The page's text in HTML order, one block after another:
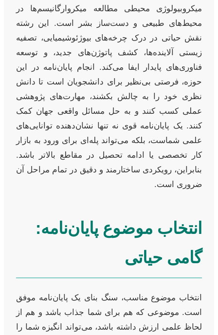
میکروبیولوژی محیطی مطالعه میکروارگانیسم‌ها در
محیط‌های طبیعی و دست‌ساز بشر است. این رشته
نقش حیاتی در درک چرخه‌های بیوژئوشیمیایی، تصفیه
زیستی آلاینده‌ها، کشف پاتوژن‌های جدید، و توسعه
فناوری‌های پایدار ایفا می‌کند. انجام پایان‌نامه در این
حوزه، فرصتی بی‌نظیر برای دانشجویان است تا دانش
نظری خود را به چالش بکشند، مهارت‌های پژوهشی
عملی کسب کنند و به حل مسائل واقعی جهان کمک
کنند. یک پایان‌نامه قوی نه تنها نشان‌دهنده توانایی‌های
علمی شماست، بلکه می‌تواند پله‌ای برای ورود به بازار
کار تخصصی یا ادامه تحصیل در مقاطع بالاتر باشد.
بنابراین، رویکردی ساختارمند و دقیق در تمام مراحل آن
ضروری است.
انتخاب موضوع پایان‌نامه:
گامی حیاتی
انتخاب موضوع مناسب، سنگ بنای یک پایان‌نامه موفق
است. موضوعی که هم برای شما جذاب باشد و هم از
لحاظ علمی ارزش داشته باشد، می‌تواند انگیزه شما را